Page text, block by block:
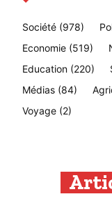
Société (978)
Economie (519)
Education (220)
Médias (84)
Voyage (2)